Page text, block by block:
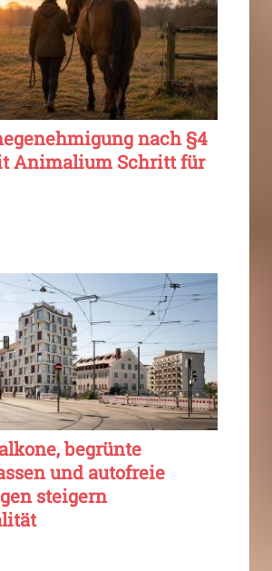
nach §4
Animalium Schritt für
begrünte
und autofreie
steigern